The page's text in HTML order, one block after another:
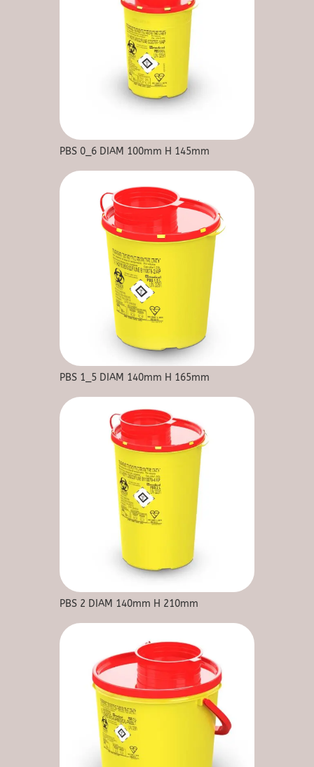
PBS 0_6 DIAM 100mm H 145mm
PBS 1_5 DIAM 140mm H 165mm
PBS 2 DIAM 140mm H 210mm